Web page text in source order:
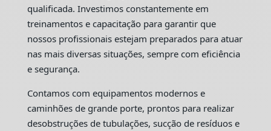
qualificada. Investimos constantemente em
treinamentos e capacitação para garantir que
nossos profissionais estejam preparados para atuar
nas mais diversas situações, sempre com eficiência
e segurança.
Contamos com equipamentos modernos e
caminhões de grande porte, prontos para realizar
desobstruções de tubulações, sucção de resíduos e